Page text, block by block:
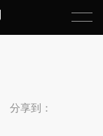
分享到：